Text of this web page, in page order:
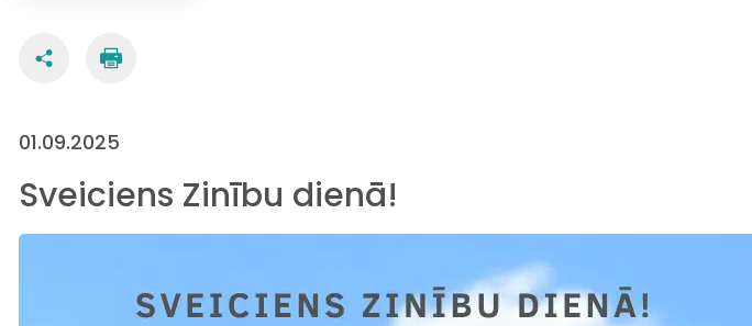
01.09.2025
Sveiciens Zinību dienā!